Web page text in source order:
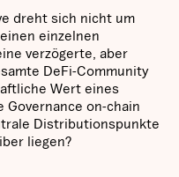
dreht sich nicht um
einzelnen
verzögerte, aber
DeFi-Community
Wert eines
on-chain
Distributionspunkte
liegen?